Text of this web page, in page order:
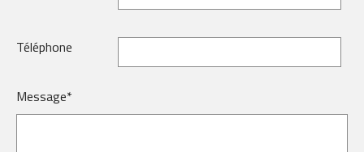
Téléphone
Message*